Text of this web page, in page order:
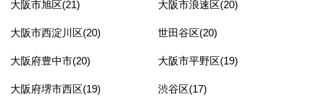
大阪市旭区(21) 大阪市浪速区(20)
大阪市西淀川区(20) 世田谷区(20)
大阪府豊中市(20) 大阪市平野区(19)
大阪府堺市西区(19) 渋谷区(17)